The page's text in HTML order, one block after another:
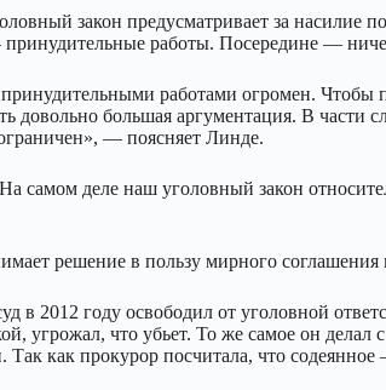
закон предусматривает за
работы. Посередине —
работами огромен. Чтобы
довольно большая аргументация. В части
— поясняет Линде.
самом деле наш уголовный закон
решение в пользу мирного
в 2012 году освободил от уголовной
угрожал, что убьет. То же самое он делал
Так как прокурор посчитала, что